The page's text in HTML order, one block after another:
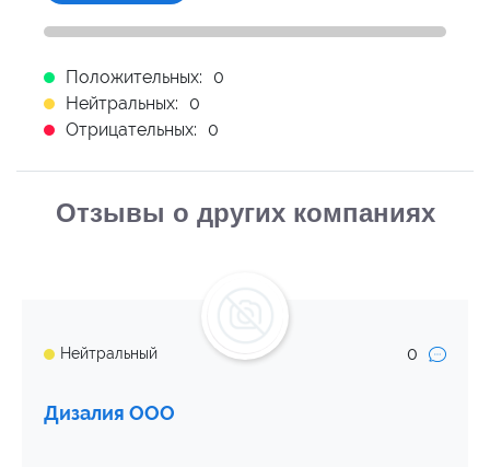
Положительных:
0
Нейтральных:
0
Отрицательных:
0
Отзывы о других компаниях
Нейтральный 0
Дизалия ООО